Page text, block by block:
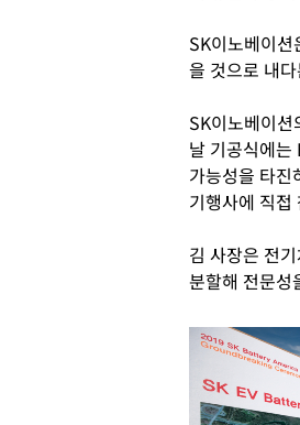
SK이노베이
을 것으로 내
SK이노베이
날 기공식에
가능성을 타진
기행사에 직접
김 사장은 전
분할해 전문성